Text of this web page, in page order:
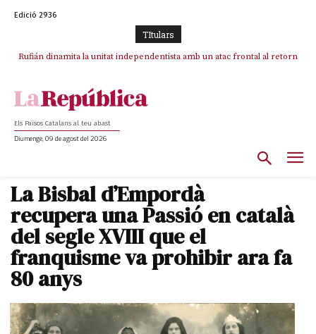
Edició 2936
TItulars
Rufián dinamita la unitat independentista amb un atac frontal al retorn
Puigdemont reivindica la transparència del seu retorn i manté el pols
Els Països Catalans al teu abast
Diumenge, 09 de agost del 2026
La Bisbal d’Empordà
recupera una Passió en català
del segle XVIII que el
franquisme va prohibir ara fa
80 anys